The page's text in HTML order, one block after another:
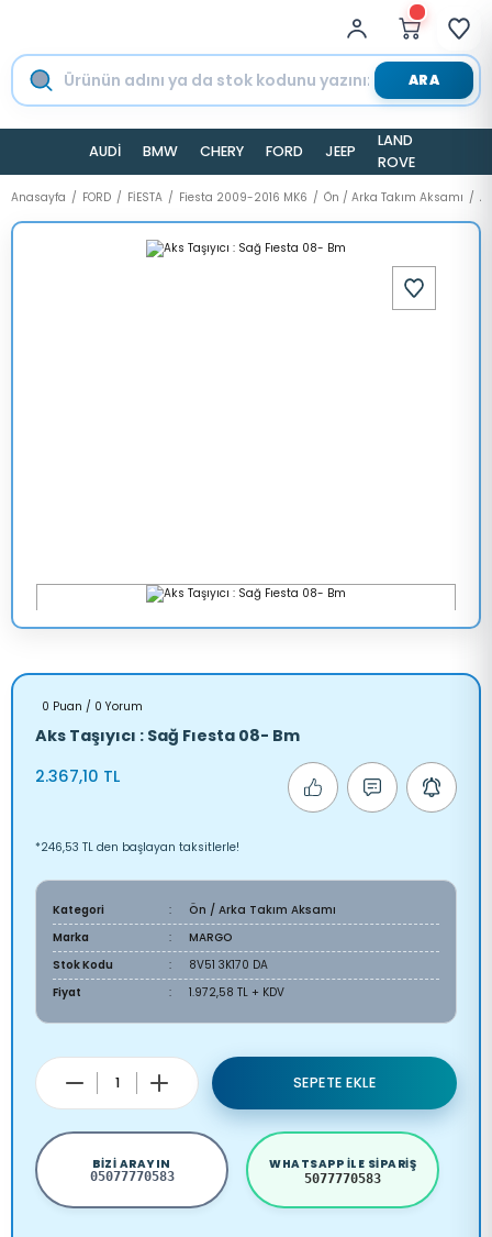
ARA
AUDİ BMW CHERY FORD JEEP
LAND
ROVER
Anasayfa FORD FİESTA Fiesta 2009-2016 MK6 Ön / Arka Takım Aksamı
0 Puan / 0 Yorum
Aks Taşıyıcı : Sağ Fıesta 08- Bm
2.367,10 TL
*246,53 TL den başlayan taksitlerle!
Kategori
Ön / Arka Takım Aksamı
Marka
MARGO
Stok Kodu
8V51 3K170 DA
Fiyat
1.972,58 TL + KDV
SEPETE EKLE
BIZI ARAYIN
05077770583
WHATSAPP ILE SIPARIŞ
5077770583